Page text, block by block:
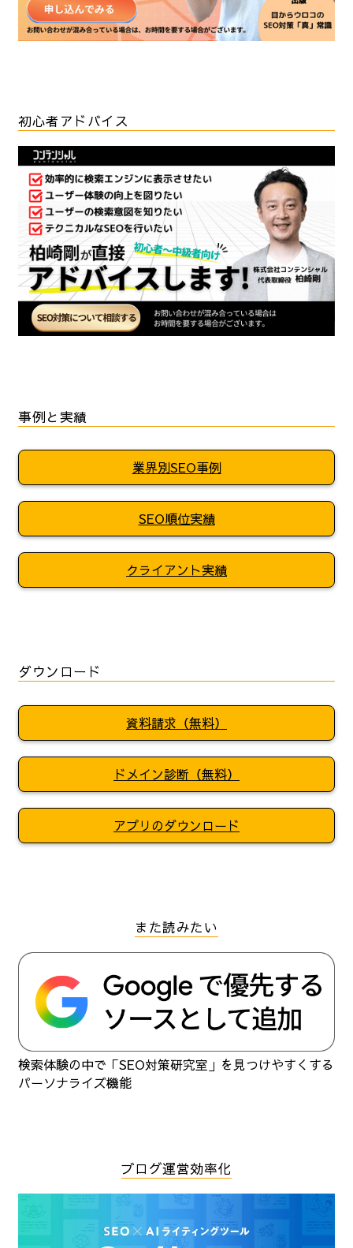
初心者アドバイス
事例と実績
業界別SEO事例
SEO順位実績
クライアント実績
ダウンロード
資料請求（無料）
ドメイン診断（無料）
アプリのダウンロード
また読みたい
検索体験の中で「SEO対策研究室」を見つけやすくする
パーソナライズ機能
ブログ運営効率化